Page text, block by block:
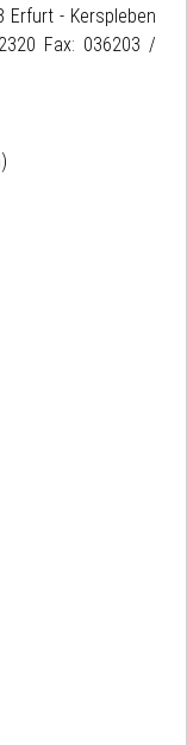
Erfurt - Kerspleben
Fax: 036203 /